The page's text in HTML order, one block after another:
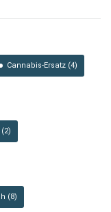
Cannabis-Ersatz (4)
(2)
(8)